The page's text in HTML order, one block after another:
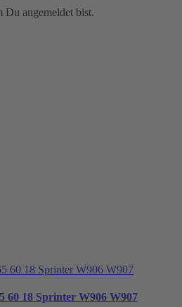
Du angemeldet bist.
60 18 Sprinter W906 W907